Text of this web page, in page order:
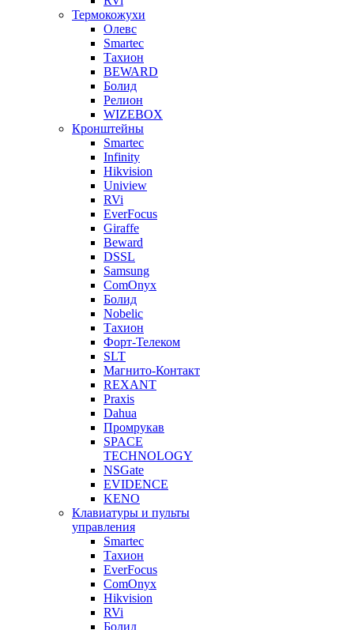
Термокожухи
Олевс
Smartec
Тахион
BEWARD
Болид
Релион
WIZEBOX
Кронштейны
Smartec
Infinity
Hikvision
Uniview
RVi
EverFocus
Giraffe
Beward
DSSL
Samsung
ComOnyx
Болид
Nobelic
Тахион
Форт-Телеком
SLT
Магнито-Контакт
REXANT
Praxis
Dahua
Промрукав
SPACE
TECHNOLOGY
NSGate
EVIDENCE
KENO
Клавиатуры и пульты
управления
Smartec
Тахион
EverFocus
ComOnyx
Hikvision
RVi
Болид